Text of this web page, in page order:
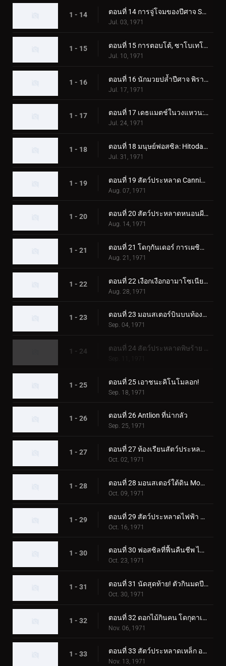
1 - 14 ตอนที่ 14 การจู่โจมของปีศาจ Sabotegron
Jul. 03, 1971
1 - 15 ตอนที่ 15 การตอบโต้, ซาโบเทโกรน
Jul. 10, 1971
1 - 16 ตอนที่ 16 นักมวยปล้ำปีศาจ พิราซอรัส
Jul. 17, 1971
1 - 17 ตอนที่ 17 เดธแมตช์ในวงแหวน: พ่ายแพ้! พิราซอรัส
Jul. 24, 1971
1 - 18 ตอนที่ 18 มนุษย์ฟอสซิล: Hitodanger
Jul. 31, 1971
1 - 19 ตอนที่ 19 สัตว์ประหลาด Cannibubbler ปรากฏตัวที่ฮอกไกโด
Aug. 07, 1971
1 - 20 ตอนที่ 20 สัตว์ประหลาดหนอนผีเสื้อพ่นไฟ: โดกุกันเดอร์
Aug. 14, 1971
1 - 21 ตอนที่ 21 โดกุกันเดอร์ การเผชิญหน้าในปราสาทโอซาก้า
Aug. 21, 1971
1 - 22 ตอนที่ 22 เงือกเงือกอามาโซเนียที่น่าสงสัย
Aug. 28, 1971
1 - 23 ตอนที่ 23 มอนสเตอร์บินบนท้องฟ้า มูซาเบดอล
Sep. 04, 1971
1 - 24
Sep. 11, 1971
1 - 25 ตอนที่ 25 เอาชนะคิโนโมลอก!
Sep. 18, 1971
1 - 26 ตอนที่ 26 Antlion ที่น่ากลัว
Sep. 25, 1971
1 - 27 ตอนที่ 27 ห้องเรียนสัตว์ประหลาดมูคาเดลาส
Oct. 02, 1971
1 - 28 ตอนที่ 28 มอนสเตอร์ใต้ดิน Mogurang
Oct. 09, 1971
1 - 29 ตอนที่ 29 สัตว์ประหลาดไฟฟ้า คุราเกดอล
Oct. 16, 1971
1 - 30 ตอนที่ 30 ฟอสซิลที่ฟื้นคืนชีพ ไทรโลไบต์ดูดเลือด
Oct. 23, 1971
1 - 31 ตอนที่ 31 นัดสุดท้าย! ตัวกินมดปีศาจ อาริกาบาริ
Oct. 30, 1971
1 - 32 ตอนที่ 32 ดอกไม้กินคน โดกุดาเลี่ยน
Nov. 06, 1971
1 - 33 ตอนที่ 33 สัตว์ประหลาดเหล็ก อาร์มาดิลอง
Nov. 13, 1971